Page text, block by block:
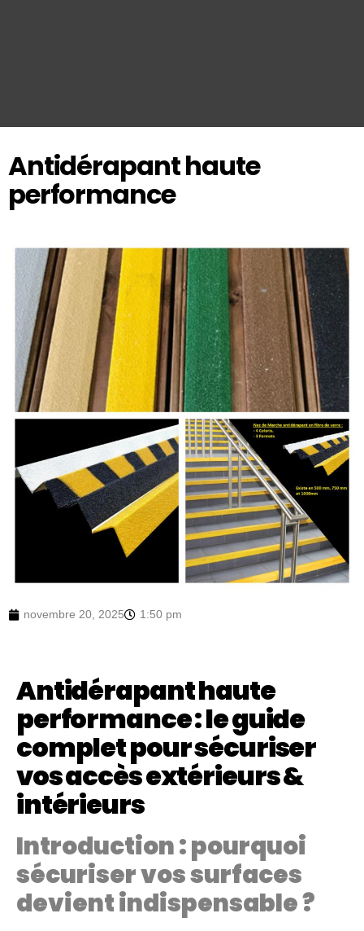
Antidérapant haute
performance
novembre 20, 2025 1:50 pm
Antidérapant haute
performance : le guide
complet pour sécuriser
vos accès extérieurs &
intérieurs
Introduction : pourquoi
sécuriser vos surfaces
devient indispensable ?